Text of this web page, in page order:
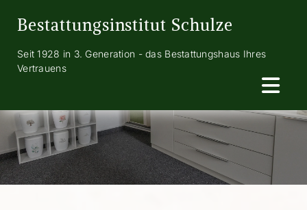
Bestattungsinstitut Schulze
Seit 1928 in 3. Generation - das Bestattungshaus Ihres
Vertrauens